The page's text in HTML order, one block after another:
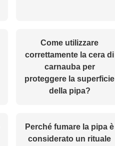
Come utilizzare
correttamente la cera di
carnauba per
proteggere la superficie
della pipa?
Perché fumare la pipa è
considerato un rituale